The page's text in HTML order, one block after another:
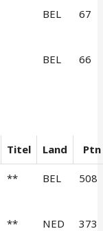
BEL 67
BEL 66
Titel Land Ptn
** BEL 508
** NED 373